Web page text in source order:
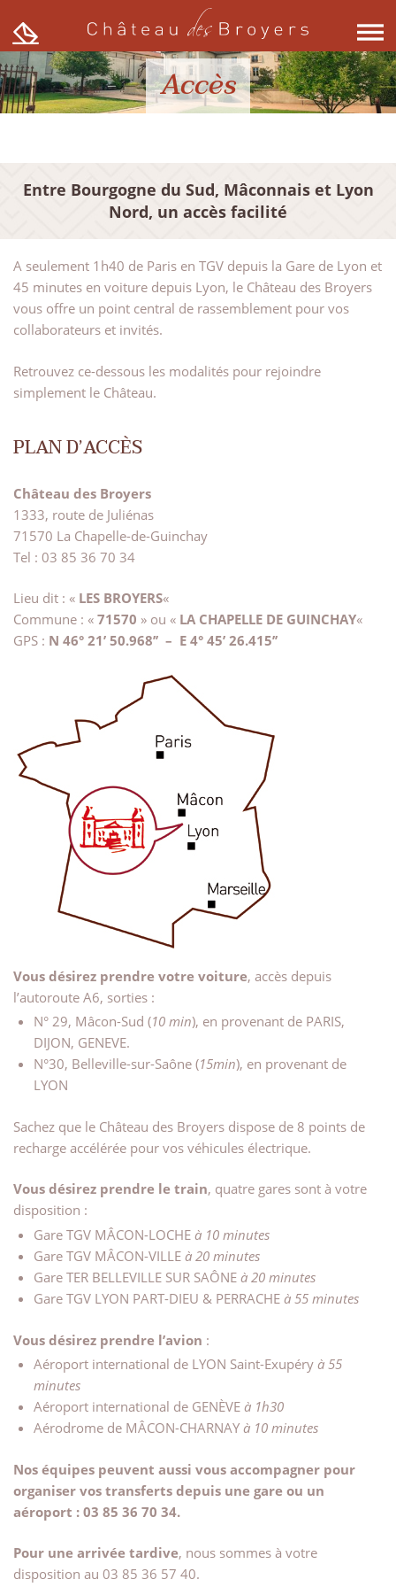
content
Accès
Entre Bourgogne du Sud, Mâconnais et Lyon
Nord, un accès facilité
A seulement 1h40 de Paris en TGV depuis la Gare de Lyon et
45 minutes en voiture depuis Lyon, le Château des Broyers
vous offre un point central de rassemblement pour vos
collaborateurs et invités.
Retrouvez ce-dessous les modalités pour rejoindre
simplement le Château.
PLAN D’ACCÈS
Château des Broyers
1333, route de Juliénas
71570 La Chapelle-de-Guinchay
Tel : 03 85 36 70 34
Lieu dit : « LES BROYERS«
Commune : « 71570 » ou « LA CHAPELLE DE GUINCHAY«
GPS : N 46° 21’ 50.968’’ – E 4° 45’ 26.415’’
Vous désirez prendre votre voiture, accès depuis
l’autoroute A6, sorties :
N° 29, Mâcon-Sud (10 min), en provenant de PARIS,
DIJON, GENEVE.
N°30, Belleville-sur-Saône (15min), en provenant de
LYON
Sachez que le Château des Broyers dispose de 8 points de
recharge accélérée pour vos véhicules électrique.
Vous désirez prendre le train, quatre gares sont à votre
disposition :
Gare TGV MÂCON-LOCHEà 10 minutes
Gare TGV MÂCON-VILLE à 20 minutes
Gare TER BELLEVILLE SUR SAÔNE à 20 minutes
Gare TGV LYON PART-DIEU & PERRACHE à 55 minutes
Vous désirez prendre l’avion :
Aéroport international de LYON Saint-Exupéry à 55
minutes
Aéroport international de GENÈVE à 1h30
Aérodrome de MÂCON-CHARNAY à 10 minutes
Nos équipes peuvent aussi vous accompagner pour
organiser vos transferts depuis une gare ou un
aéroport : 03 85 36 70 34.
Pour une arrivée tardive, nous sommes à votre
disposition au 03 85 36 57 40.